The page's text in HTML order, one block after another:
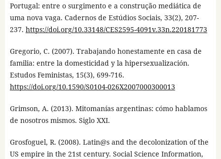
Portugal: entre o surgimento e a construção mediática de
uma nova vaga. Cadernos de Estúdios Sociais, 33(2), 207-
237. https://doi.org/10.33148/CES2595-4091v.33n.220181773
Gregorio, C. (2007). Trabajando honestamente en casa de
familia: entre la domesticidad y la hipersexualización.
Estudos Feministas, 15(3), 699-716.
https://doi.org/10.1590/S0104-026X2007000300013
Grimson, A. (2013). Mitomanías argentinas: cómo hablamos
de nosotros mismos. Siglo XXI.
Grosfoguel, R. (2008). Latin@s and the decolonization of the
US empire in the 21st century. Social Science Information,